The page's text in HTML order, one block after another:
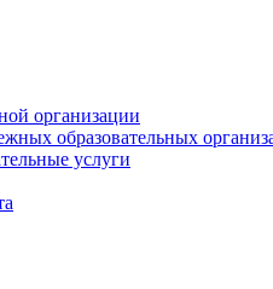
организации
образовательных
услуги